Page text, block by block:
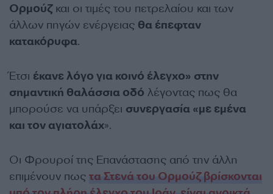
Ορμούζκαι οι τιμές του πετρελαίου και των
άλλων πηγών ενέργειας θα έπεφταν
κατακόρυφα.
Έτσι έκανε λόγο για κοινό έλεγχο» στην
σημαντική θαλάσσια οδό λέγοντας πως θα
μπορούσε να υπάρξει συνεργασία «με εμένα
και τον αγιατολάχ».
Οι Φρουροί της Επανάστασης από την άλλη
επιμένουν πως τα Στενά του Ορμούζ βρίσκονται